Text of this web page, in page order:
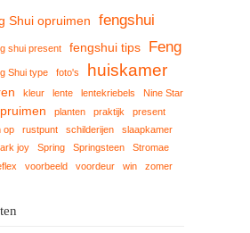
Shui opruimen
fengshui
shui present fengshui tips
Feng
Shui type foto's huiskamer
kleur lente lentekriebels
Nine Star
planten praktijk
present
op rustpunt schilderijen
slaapkamer
joy Spring Springsteen Stromae
voorbeeld voordeur win zomer